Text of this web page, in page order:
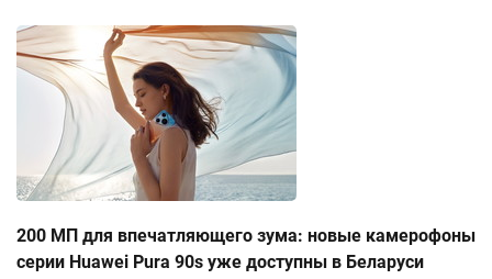
200 МП для впечатляющего зума: новые камерофоны
серии Huawei Pura 90s уже доступны в Беларуси